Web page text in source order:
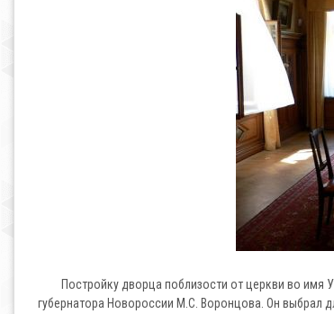
Постройку дворца поблизости от церкви во имя
губернатора Новороссии М.С. Воронцова. Он выбрал